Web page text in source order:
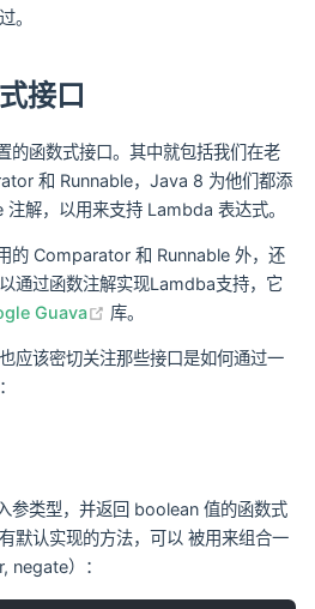
。
接口
的函数式接口。其中就包括我们在老
和 Runnable，Java 8 为他们都添
解，以用来支持 Lambda 表达式。
的 Comparator 和 Runnable 外，还
通过函数注解实现Lamdba支持，它
Guava (opens new window)
库。
应该密切关注那些接口是如何通过一
参类型，并返回 boolean 值的函数式
默认实现的方法，可以 被用来组合一
negate）：